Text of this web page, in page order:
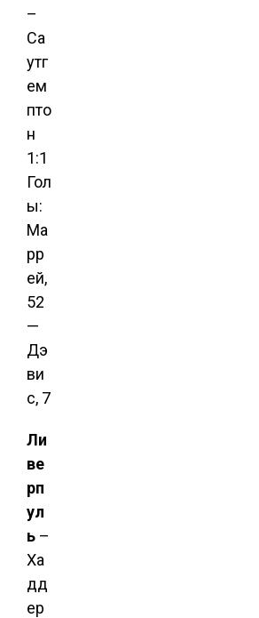
–
Са
утг
ем
пто
н
1:1
Гол
ы:
Ма
рр
ей,
52
—
Дэ
ви
с, 7
Ли
ве
рп
ул
ь –
Ха
дд
ер